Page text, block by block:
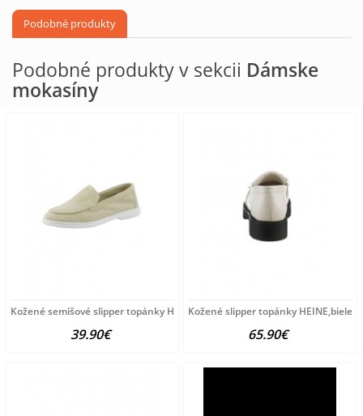
Podobné produkty
Podobné produkty v sekcii Dámske
mokasíny
Kožené semišové slipper topánky HEINE, pieskové
39.90€
Kožené slipper topánky HEINE,biele
65.90€